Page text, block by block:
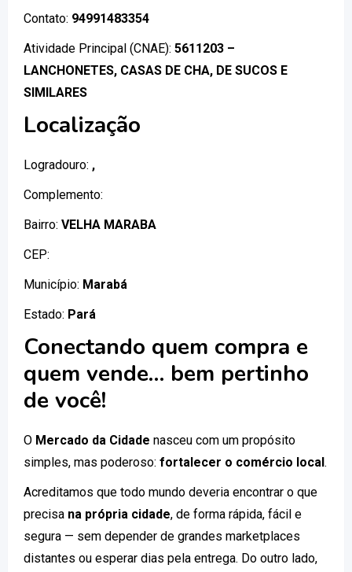
Contato: 94991483354
Atividade Principal (CNAE): 5611203 –
LANCHONETES, CASAS DE CHA, DE SUCOS E
SIMILARES
Localização
Logradouro: ,
Complemento:
Bairro: VELHA MARABA
CEP:
Município: Marabá
Estado: Pará
Conectando quem compra e
quem vende… bem pertinho
de você!
O Mercado da Cidade nasceu com um propósito
simples, mas poderoso: fortalecer o comércio local.
Acreditamos que todo mundo deveria encontrar o que
precisa na própria cidade, de forma rápida, fácil e
segura — sem depender de grandes marketplaces
distantes ou esperar dias pela entrega. Do outro lado,